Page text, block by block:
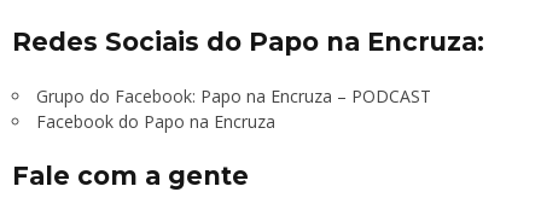
Redes Sociais do Papo na Encruza:
Grupo do Facebook: Papo na Encruza – PODCAST
Facebook do Papo na Encruza
Fale com a gente